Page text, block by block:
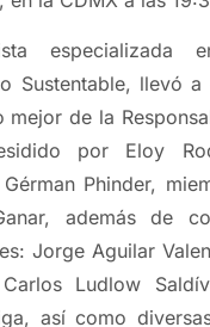
especializada
Sustentable, llevó
mejor de la
por Eloy
Phinder,
además de
Jorge Aguilar
Ludlow
así como